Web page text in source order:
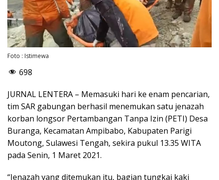
Foto : Istimewa
698
JURNAL LENTERA – Memasuki hari ke enam pencarian,
tim SAR gabungan berhasil menemukan satu jenazah
korban longsor Pertambangan Tanpa Izin (PETI) Desa
Buranga, Kecamatan Ampibabo, Kabupaten Parigi
Moutong, Sulawesi Tengah, sekira pukul 13.35 WITA
pada Senin, 1 Maret 2021.
“Jenazah yang ditemukan itu, bagian tungkai kaki